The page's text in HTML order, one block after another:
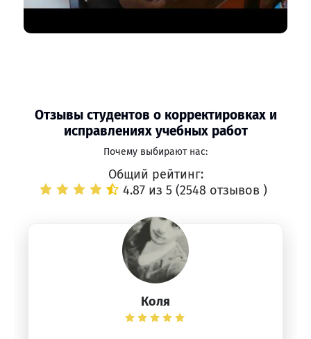
Отзывы студентов о корректировках и
исправлениях учебных работ
Почему выбирают нас:
Общий рейтинг:
4.87 из 5 (2548 отзывов )
Коля